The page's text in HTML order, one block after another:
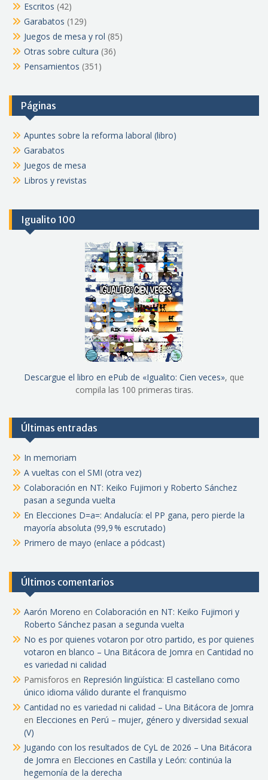
Escritos (42)
Garabatos (129)
Juegos de mesa y rol (85)
Otras sobre cultura (36)
Pensamientos (351)
Páginas
Apuntes sobre la reforma laboral (libro)
Garabatos
Juegos de mesa
Libros y revistas
Igualito 100
Descargue el libro en ePub de «Igualito: Cien veces», que
compila las 100 primeras tiras.
Últimas entradas
In memoriam
A vueltas con el SMI (otra vez)
Colaboración en NT: Keiko Fujimori y Roberto Sánchez
pasan a segunda vuelta
En Elecciones D=a=: Andalucía: el PP gana, pero pierde la
mayoría absoluta (99,9 % escrutado)
Primero de mayo (enlace a pódcast)
Últimos comentarios
Aarón Moreno en Colaboración en NT: Keiko Fujimori y
Roberto Sánchez pasan a segunda vuelta
No es por quienes votaron por otro partido, es por quienes
votaron en blanco – Una Bitácora de Jomra en Cantidad no
es variedad ni calidad
Pamisforos en Represión lingüística: El castellano como
único idioma válido durante el franquismo
Cantidad no es variedad ni calidad – Una Bitácora de Jomra
en Elecciones en Perú – mujer, género y diversidad sexual
(V)
Jugando con los resultados de CyL de 2026 – Una Bitácora
de Jomra en Elecciones en Castilla y León: continúa la
hegemonía de la derecha